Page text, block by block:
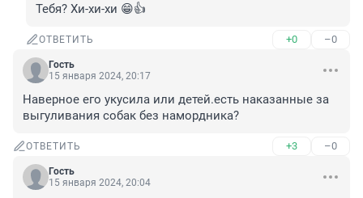
Тебя? Хи-хи-хи 😁👍
ОТВЕТИТЬ +0 –0
Гость
15 января 2024, 20:17
Наверное его укусила или детей.есть наказанные за
выгуливания собак без намордника?
ОТВЕТИТЬ +3 –0
Гость
15 января 2024, 20:04